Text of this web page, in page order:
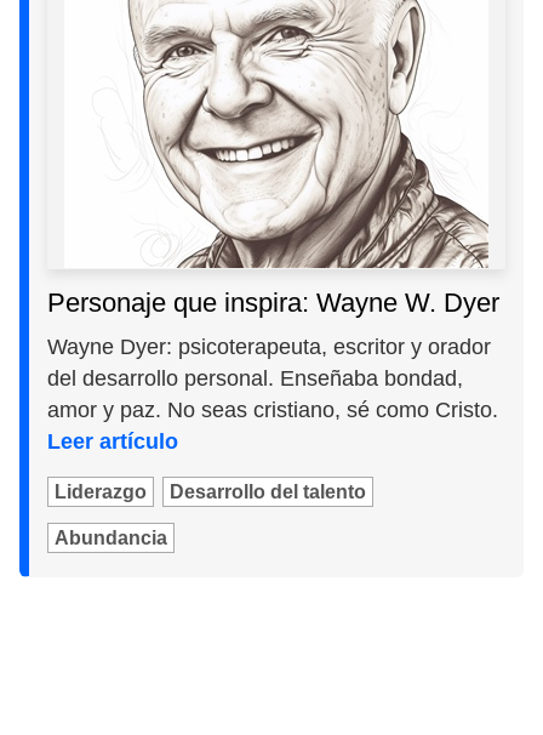
Personaje que inspira: Wayne W. Dyer
Wayne Dyer: psicoterapeuta, escritor y orador
del desarrollo personal. Enseñaba bondad,
amor y paz. No seas cristiano, sé como Cristo.
Leer artículo
Liderazgo Desarrollo del talento
Abundancia